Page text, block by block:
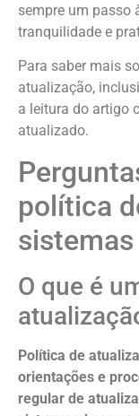
sempre um passo
tranquilidade e
Para saber mais
atualização,
a leitura do artigo
atualizado.
política
sistemas
O que é
Política de
orientações e
regular de